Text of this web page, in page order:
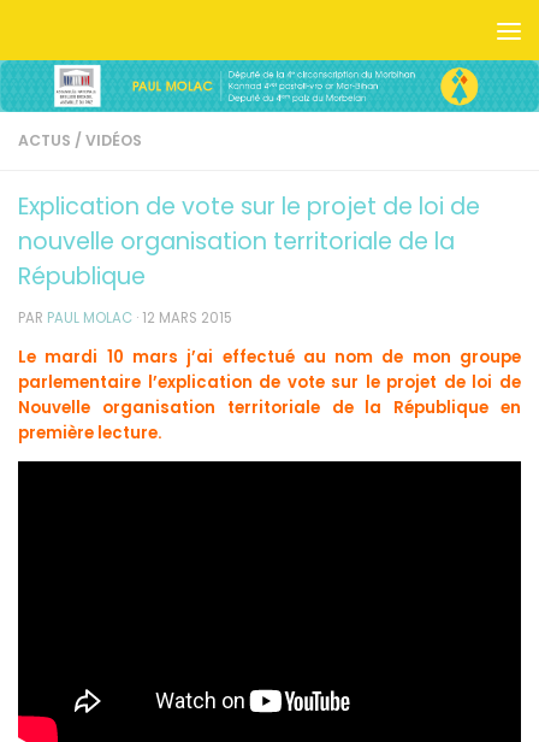
ACTUS / VIDÉOS
Explication de vote sur le projet de loi de
nouvelle organisation territoriale de la
République
PAR PAUL MOLAC · 12 MARS 2015
Le mardi 10 mars j’ai effectué au nom de mon groupe
parlementaire l’explication de vote sur le projet de loi de
Nouvelle organisation territoriale de la République en
première lecture.